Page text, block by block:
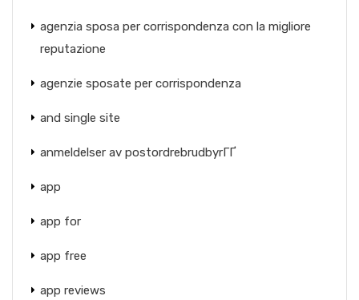
agenzia sposa per corrispondenza con la migliore
reputazione
agenzie sposate per corrispondenza
and single site
anmeldelser av postordrebrudbyrГҐ
app
app for
app free
app reviews